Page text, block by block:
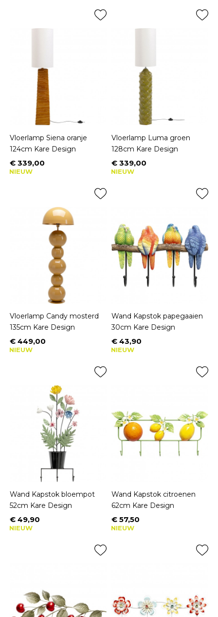
Vloerlamp Siena oranje
124cm Kare Design
Prijs
€ 339,00
NIEUW
Vloerlamp Luma groen
128cm Kare Design
Prijs
€ 339,00
NIEUW
Vloerlamp Candy mosterd
135cm Kare Design
Prijs
€ 449,00
NIEUW
Wand Kapstok papegaaien
30cm Kare Design
Prijs
€ 43,90
NIEUW
Wand Kapstok bloempot
52cm Kare Design
Prijs
€ 49,90
NIEUW
Wand Kapstok citroenen
62cm Kare Design
Prijs
€ 57,50
NIEUW